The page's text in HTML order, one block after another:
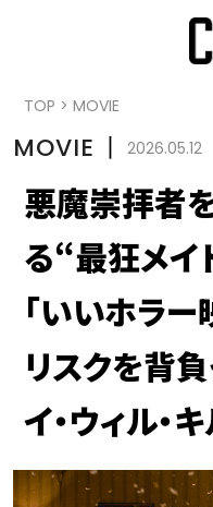
TOP > MOVIE
MOVIE 丨 2026.05.12
悪魔崇拝者
る“最狂メイ
「いいホラ
リスクを背負
イ・ウィル・